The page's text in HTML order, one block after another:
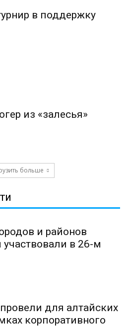
в поддержку
из «залесья»
больше
и районов
участвовали в 26-м
для алтайских
корпоративного